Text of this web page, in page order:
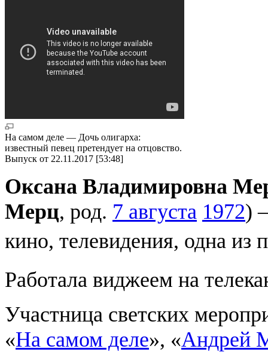
На самом деле — Дочь олигарха:
известный певец претендует на отцовство.
Выпуск от 22.11.2017 [53:48]
Оксана Владимировна
Мерц, род. 7 августа 1972)
кино, телевидения, одна из
Работала виджеем на
Участница светских
«На самом деле», «Андрей